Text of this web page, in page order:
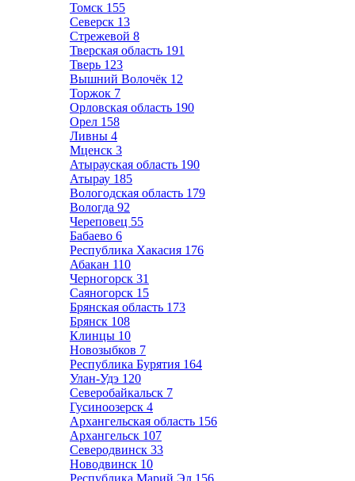
Томск 155
Северск 13
Стрежевой 8
Тверская область 191
Тверь 123
Вышний Волочёк 12
Торжок 7
Орловская область 190
Орел 158
Ливны 4
Мценск 3
Атырауская область 190
Атырау 185
Вологодская область 179
Вологда 92
Череповец 55
Бабаево 6
Республика Хакасия 176
Абакан 110
Черногорск 31
Саяногорск 15
Брянская область 173
Брянск 108
Клинцы 10
Новозыбков 7
Республика Бурятия 164
Улан-Удэ 120
Северобайкальск 7
Гусиноозерск 4
Архангельская область 156
Архангельск 107
Северодвинск 33
Новодвинск 10
Республика Марий Эл 156